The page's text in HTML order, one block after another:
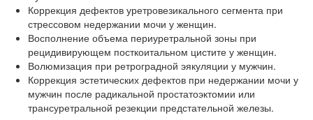
Коррекция дефектов уретровезикального сегмента при
стрессовом недержании мочи у женщин.
Восполнение объема периуретральной зоны при
рецидивирующем посткоитальном цистите у женщин.
Волюмизация при ретроградной эякуляции у мужчин.
Коррекция эстетических дефектов при недержании мочи у
мужчин после радикальной простатоэктомии или
трансуретральной резекции предстательной железы.